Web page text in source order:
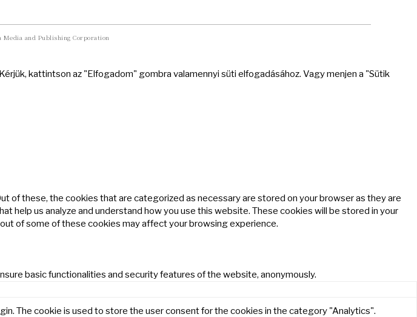
and Publishing Corporation
kattintson az "Elfogadom" gombra valamennyi süti elfogadásához. Vagy menjen a "Sütik
these, the cookies that are categorized as necessary are stored on your browser as they are
us analyze and understand how you use this website. These cookies will be stored in your
of some of these cookies may affect your browsing experience.
basic functionalities and security features of the website, anonymously.
The cookie is used to store the user consent for the cookies in the category "Analytics".